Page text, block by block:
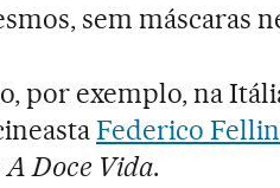
sem máscaras
por exemplo, na
Federico
A Doce Vida.